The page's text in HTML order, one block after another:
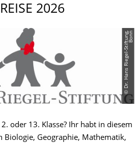
2026
©
D
r
.
H
a
n
s
R
i
e
g
e
l
-
S
t
i
f
t
u
n
g,
B
o
nn
oder 13. Klasse? Ihr habt in diesem
Biologie, Geographie, Mathematik,